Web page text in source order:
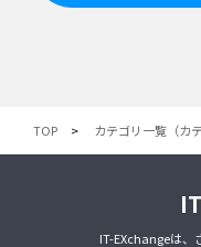
TOP カテゴリ一覧（カ
IT-EXchangeは、